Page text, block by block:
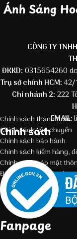
Ánh Sáng
CÔNG TY
ĐKKD: 0315654260
Trụ sở chính HCM:42/
Chi nhánh 2: 222
EMAIL:
Chính sách
Chính sách thanh toán
Chính sách vận chuyển
Chính sách bảo hành
Chính sách kiểm hàng,
Chính sách bảo mật
Điều kiện giao dịch
Fanpage